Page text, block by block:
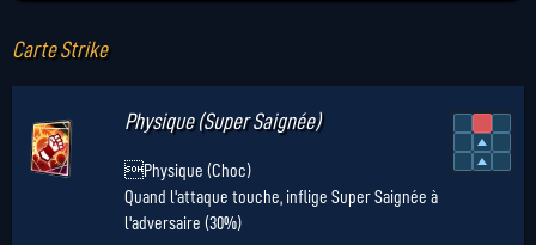
Carte Strike
Physique (Super Saignée)
Physique (Choc)
Quand l'attaque touche, inflige Super Saignée à
l'adversaire (30%)